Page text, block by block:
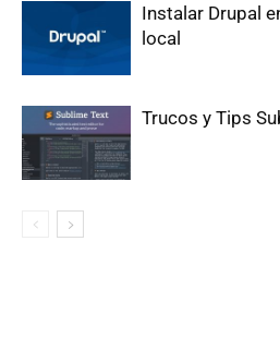
Instalar Drupal
local
Trucos y Tips